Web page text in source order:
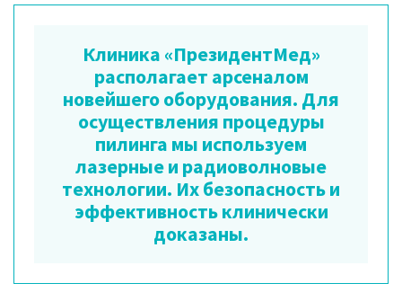
Клиника «ПрезидентМед»
располагает арсеналом
новейшего оборудования. Для
осуществления процедуры
пилинга мы используем
лазерные и радиоволновые
технологии. Их безопасность и
эффективность клинически
доказаны.